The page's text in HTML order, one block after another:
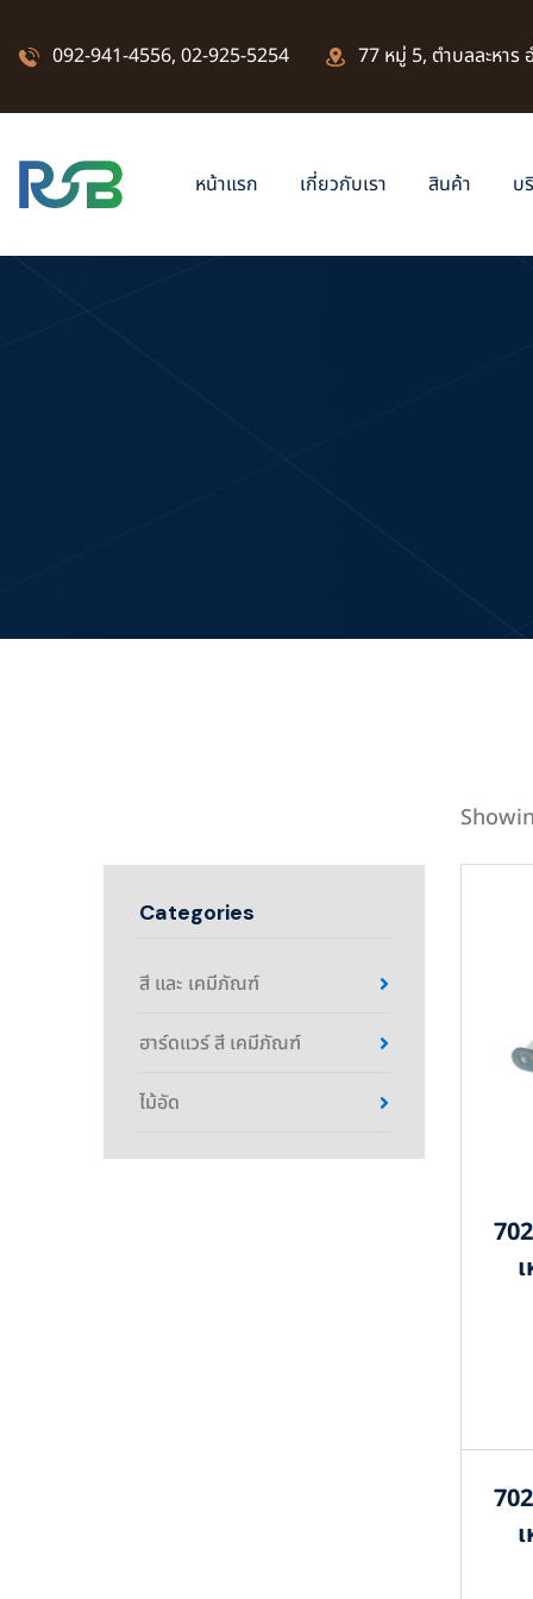
092-941-4556, 02-925-5254 77 หมู่ 5, ตำบลละหาร
หน้าแรก เกี่ยวกับเรา สินค้า บ
Categories
สี และ เคมีภัณฑ์
ฮาร์ดแวร์ สี เคมีภัณฑ์
ไม้อัด